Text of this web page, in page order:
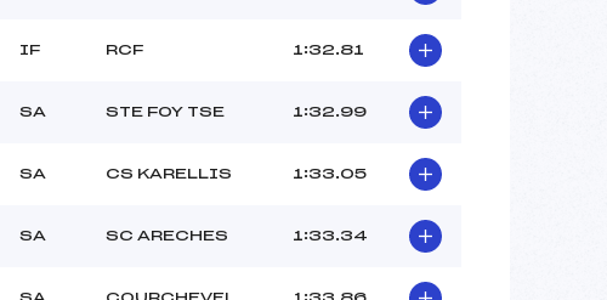
IF RCF 1:32.81
SA STE FOY TSE 1:32.99
SA CS KARELLIS 1:33.05
SA SC ARECHES 1:33.34